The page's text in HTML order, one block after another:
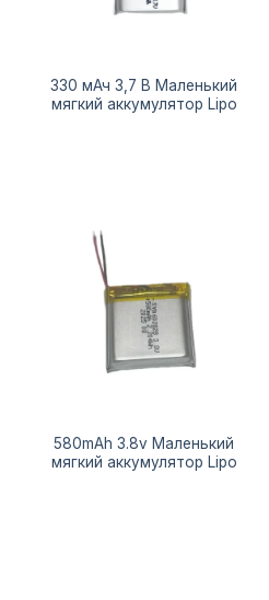
330 мАч 3,7 В Маленький
мягкий аккумулятор Lipo
580mAh 3.8v Маленький
мягкий аккумулятор Lipo